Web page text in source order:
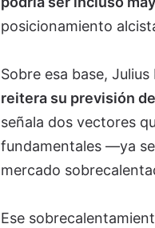
posicionamiento
Sobre esa base,
reitera su previsión
señala dos vectores
fundamentales —ya
mercado
Ese